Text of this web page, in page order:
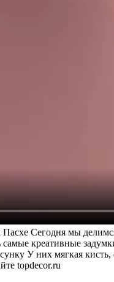
Пасхе Сегодня мы
самые креативные
У них мягкая
topdecor.ru